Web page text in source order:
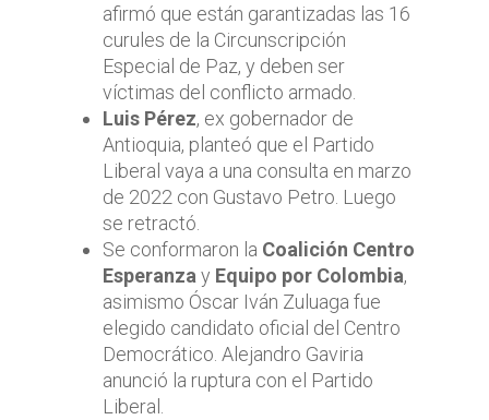
afirmó que están garantizadas las 16
curules de la Circunscripción
Especial de Paz, y deben ser
víctimas del conflicto armado.
Luis Pérez, ex gobernador de
Antioquia, planteó que el Partido
Liberal vaya a una consulta en marzo
de 2022 con Gustavo Petro. Luego
se retractó.
Se conformaron la Coalición Centro
Esperanza y Equipo por Colombia,
asimismo Óscar Iván Zuluaga fue
elegido candidato oficial del Centro
Democrático. Alejandro Gaviria
anunció la ruptura con el Partido
Liberal.